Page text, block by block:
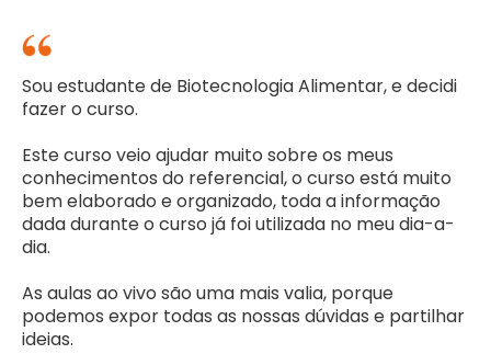
Sou estudante de Biotecnologia Alimentar, e decidi
fazer o curso.
Este curso veio ajudar muito sobre os meus
conhecimentos do referencial, o curso está muito
bem elaborado e organizado, toda a informação
dada durante o curso já foi utilizada no meu dia-a-
dia.
As aulas ao vivo são uma mais valia, porque
podemos expor todas as nossas dúvidas e partilhar
ideias.